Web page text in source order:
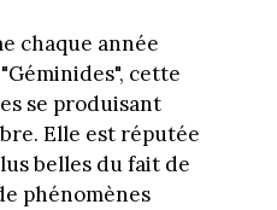
chaque année
cette
se produisant
Elle est réputée
belles du fait de
phénomènes